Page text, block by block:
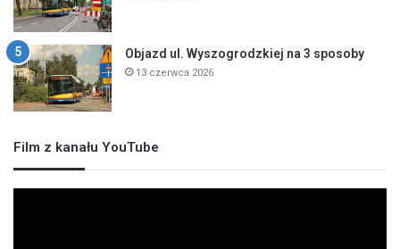
Objazd ul. Wyszogrodzkiej na 3 sposoby
13 czerwca 2026
Film z kanału YouTube